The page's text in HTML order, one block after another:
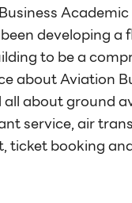
developing a
to be a
about Aviation
about ground
service, air
ticket booking